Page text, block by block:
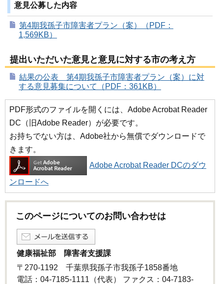
意見公募した内容
第4期我孫子市障害者プラン（案）（PDF：
1,569KB）
提出いただいた意見と意見に対する市の考え方
結果の公表 第4期我孫子市障害者プラン（案）に対
する意見募集について（PDF：361KB）
PDF形式のファイルを開くには、Adobe Acrobat Reader
DC（旧Adobe Reader）が必要です。
お持ちでない方は、Adobe社から無償でダウンロードで
きます。
Adobe Acrobat Reader DCのダウ
ンロードへ
このページについてのお問い合わせは
健康福祉部 障害者支援課
〒270-1192 千葉県我孫子市我孫子1858番地
電話：04-7185-1111（代表） ファクス：04-7183-